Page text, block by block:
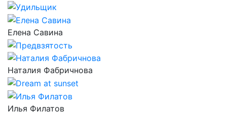
Елена Савина
Наталия Фабричнова
Илья Филатов